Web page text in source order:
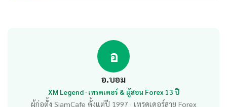
อ
อ.บอม
XM Legend · เทรดเดอร์ & ผู้สอน Forex 13 ปี
ผู้ก่อตั้ง SiamCafe ตั้งแต่ปี 1997 · เทรดเดอร์สาย Forex